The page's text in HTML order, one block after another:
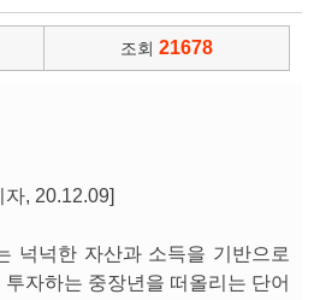
조회 21678
, 20.12.09]
넉넉한 자산과 소득을 기반으로
자하는 중장년을 떠올리는 단어